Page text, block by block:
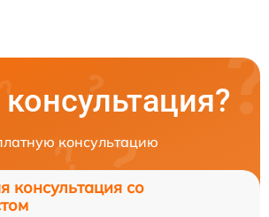
консультацию
консультация со